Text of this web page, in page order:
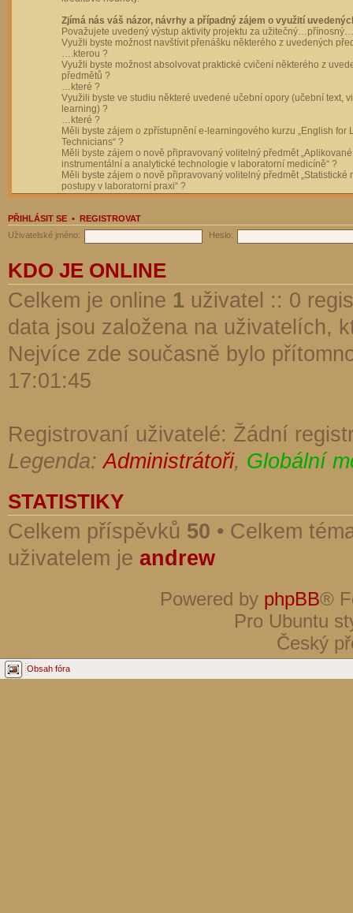
Zjímá nás váš názor, návrhy a případný zájem o využití
Považujete uvedený výstup aktivity projektu za
Využli byste možnost navštívit přenášku některého z uvedených
….kterou ?
Využli byste možnost absolvovat praktické cvičení některého z
předmětů ?
…které ?
Využili byste ve studiu některé uvedené učební opory (učební text,
learning) ?
…které ?
Měli byste zájem o zpřístupnění e-learningového kurzu „English for
Technicians“ ?
Měli byste zájem o nově připravovaný volitelný předmět „Aplikované
instrumentální a analytické technologie v laboratorní medicíně“ ?
Měli byste zájem o nově připravovaný volitelný předmět „Statistické
postupy v laboratorní praxi“ ?
PŘIHLÁSIT SE • REGISTROVAT
Uživatelské jméno:
Heslo:
KDO JE ONLINE
Celkem je online 1 uživatel :: 0
data jsou založena na uživatelích,
Nejvíce zde současně bylo
17:01:45
Registrovaní uživatelé: Žádní
Legenda:Administrátoři, Globální
STATISTIKY
Celkem příspěvků 50 • Celkem
uživatelem je andrew
Powered by phpBB®
Pro Ubuntu
Český
Obsah fóra